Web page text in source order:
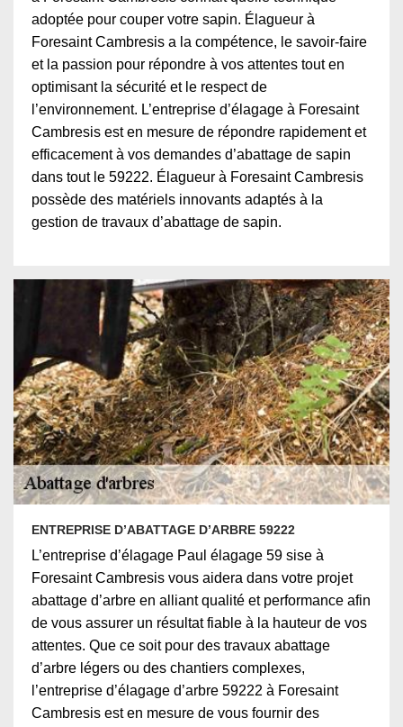
adoptée pour couper votre sapin. Élagueur à
Foresaint Cambresis a la compétence, le savoir-faire
et la passion pour répondre à vos attentes tout en
optimisant la sécurité et le respect de
l’environnement. L’entreprise d’élagage à Foresaint
Cambresis est en mesure de répondre rapidement et
efficacement à vos demandes d’abattage de sapin
dans tout le 59222. Élagueur à Foresaint Cambresis
possède des matériels innovants adaptés à la
gestion de travaux d’abattage de sapin.
ENTREPRISE D’ABATTAGE D’ARBRE 59222
L’entreprise d’élagage Paul élagage 59 sise à
Foresaint Cambresis vous aidera dans votre projet
abattage d’arbre en alliant qualité et performance afin
de vous assurer un résultat fiable à la hauteur de vos
attentes. Que ce soit pour des travaux abattage
d’arbre légers ou des chantiers complexes,
l’entreprise d’élagage d’arbre 59222 à Foresaint
Cambresis est en mesure de vous fournir des